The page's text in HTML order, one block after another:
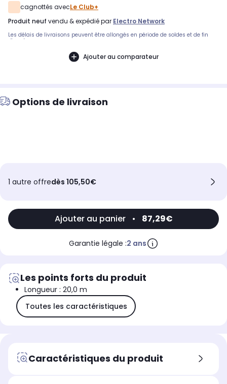
cagnottés avecLe Club+
produit neuf vendu & expédié par Electro Network
Les délais de livraisons peuvent être allongés en période de soldes et de fin
d'année.
Ajouter au comparateur
Options de livraison
1 autre offredès 105,50€
Ajouter au panier • 87,29€
Garantie légale :2 ans
Les points forts du produit
Longueur : 20,0 m
Toutes les caractéristiques
Caractéristiques du produit